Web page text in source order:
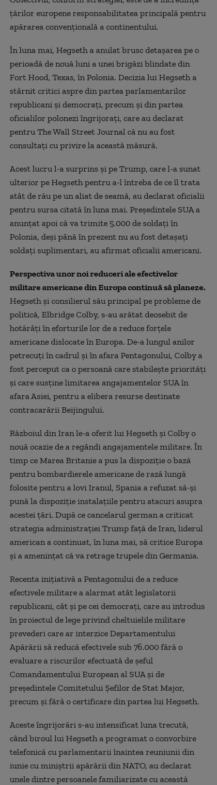
țărilor europene responsabilitatea principală pentru
apărarea convențională a continentului.
În luna mai, Hegseth a anulat brusc detașarea pe o
perioadă de nouă luni a unei brigăzi blindate din
Fort Hood, Texas, în Polonia. Decizia lui Hegseth a
stârnit critici aspre din partea parlamentarilor
republicani și democrați, precum și din partea
oficialilor polonezi îngrijorați, care au declarat
pentru The Wall Street Journal că nu au fost
consultați cu privire la această măsură.
Acest lucru l-a surprins și pe Trump, care l-a sunat
ulterior pe Hegseth pentru a-l întreba de ce îl trata
atât de rău pe un aliat de seamă, au declarat oficialii
pentru sursa citată în luna mai. Președintele SUA a
anunțat apoi că va trimite 5.000 de soldați în
Polonia, deși până în prezent nu au fost detașați
soldați suplimentari, au afirmat oficialii americani.
Perspectiva unor noi reduceri ale efectivelor
militare americane din Europa continuă să planeze.
Hegseth și consilierul său principal pe probleme de
politică, Elbridge Colby, s-au arătat deosebit de
hotărâți în eforturile lor de a reduce forțele
americane dislocate în Europa. De-a lungul anilor
petrecuți în cadrul și în afara Pentagonului, Colby a
fost perceput ca o persoană care stabilește priorități
și care susține limitarea angajamentelor SUA în
afara Asiei, pentru a elibera resurse destinate
contracarării Beijingului.
Războiul din Iran le-a oferit lui Hegseth și Colby o
nouă ocazie de a regândi angajamentele militare. În
timp ce Marea Britanie a pus la dispoziție o bază
pentru bombardierele americane de rază lungă
folosite pentru a lovi Iranul, Spania a refuzat să-și
pună la dispoziție instalațiile pentru atacuri asupra
acestei țări. După ce cancelarul german a criticat
strategia administrației Trump față de Iran, liderul
american a continuat, în luna mai, să critice Europa
și a amenințat că va retrage trupele din Germania.
Recenta inițiativă a Pentagonului de a reduce
efectivele militare a alarmat atât legislatorii
republicani, cât și pe cei democrați, care au introdus
în proiectul de lege privind cheltuielile militare
prevederi care ar interzice Departamentului
Apărării să reducă efectivele sub 76.000 fără o
evaluare a riscurilor efectuată de șeful
Comandamentului European al SUA și de
președintele Comitetului Șefilor de Stat Major,
precum și fără o certificare din partea lui Hegseth.
Aceste îngrijorări s-au intensificat luna trecută,
când biroul lui Hegseth a programat o convorbire
telefonică cu parlamentarii înaintea reuniunii din
iunie cu miniștrii apărării din NATO, au declarat
unele dintre persoanele familiarizate cu această